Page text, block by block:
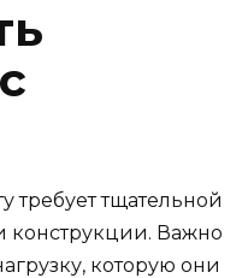
требует тщательной
конструкции. Важно
которую они